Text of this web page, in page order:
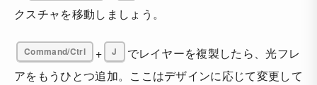
クスチャを移動しましょう。
Command/Ctrl + J
でレイヤーを複製したら、光フレ
アをもうひとつ追加。ここはデザインに応じて変更して